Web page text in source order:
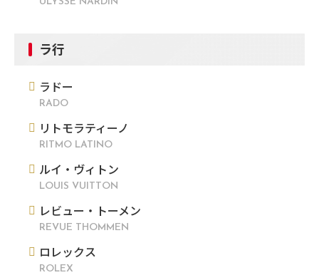
ラ行
ラドー
RADO
リトモラティーノ
RITMO LATINO
ルイ・ヴィトン
LOUIS VUITTON
レビュー・トーメン
REVUE THOMMEN
ロレックス
ROLEX